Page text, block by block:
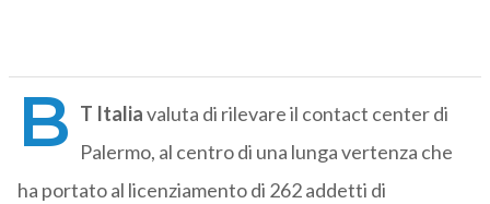
B T Italiavaluta di rilevare il contact center di
Palermo, al centro di una lunga vertenza che
ha portato al licenziamento di 262 addetti di